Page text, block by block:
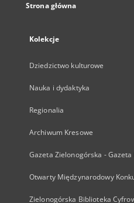
Strona główna
Kolekcje
Dziedzictwo kulturowe
Nauka i dydaktyka
Regionalia
Archiwum Kresowe
Gazeta Zielonogórska - Gazeta
Otwarty Międzynarodowy
Zielonogórska Biblioteka